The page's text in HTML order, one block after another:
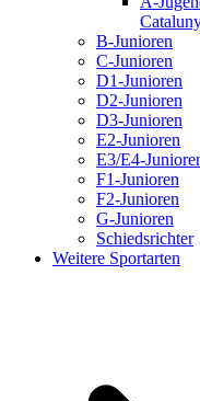
B-Junioren
C-Junioren
D1-Junioren
D2-Junioren
D3-Junioren
E2-Junioren
E3/E4-
F1-Junioren
F2-Junioren
G-Junioren
Schiedsrichter
Weitere Sportarten